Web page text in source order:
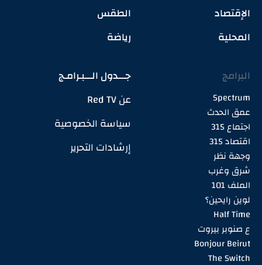
الإقتصاد
المحلية
الطقس
رياضة
البرامج
Spectrum
عمق الحدث
اجتماع 315
اقتصاد 315
وجهة نظر
شرق وغرب
الملف 101
لوين رايحين؟
Half Time
ع صنوبر بيروت
Bonjour Beirut
The Switch
جـــدول الـــبـرامـج
عن Red TV
سياسة الخصوصية
إرشادات التحرير